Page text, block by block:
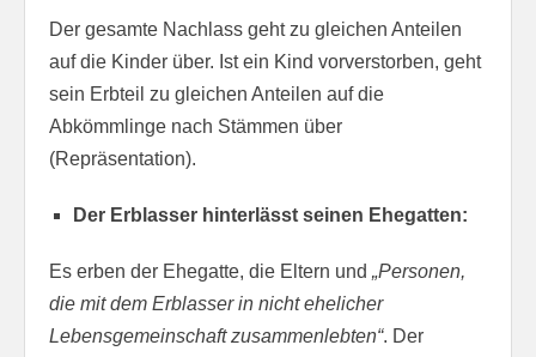
Der gesamte Nachlass geht zu gleichen Anteilen
auf die Kinder über. Ist ein Kind vorverstorben, geht
sein Erbteil zu gleichen Anteilen auf die
Abkömmlinge nach Stämmen über
(Repräsentation).
Der Erblasser hinterlässt seinen Ehegatten:
Es erben der Ehegatte, die Eltern und „Personen,
die mit dem Erblasser in nicht ehelicher
Lebensgemeinschaft zusammenlebten“. Der